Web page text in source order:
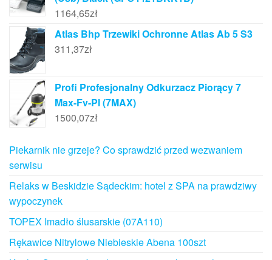
1164,65zł
Atlas Bhp Trzewiki Ochronne Atlas Ab 5 S3
311,37zł
Profi Profesjonalny Odkurzacz Piorący 7
Max-Fv-Pl (7MAX)
1500,07zł
Piekarnik nie grzeje? Co sprawdzić przed wezwaniem
serwisu
Relaks w Beskidzie Sądeckim: hotel z SPA na prawdziwy
wypoczynek
TOPEX Imadło ślusarskie (07A110)
Rękawice Nitrylowe Niebieskie Abena 100szt